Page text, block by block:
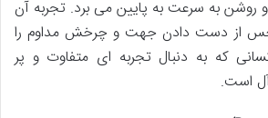
روشن به سرعت به پایین می برد. تجربه آن
از دست دادن جهت و چرخش مداوم را
که به دنبال تجربه ای متفاوت و پر
آل است.